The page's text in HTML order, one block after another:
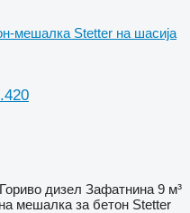
мешалка Stetter на шасија
Гориво дизел Зафатнина 9 м³
мешалка за бетон Stetter